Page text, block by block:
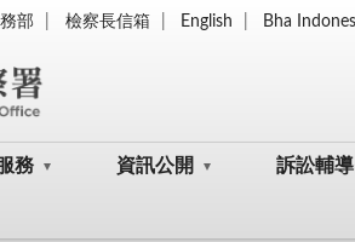
部 檢察長信箱 English Bha
務 資訊公開 訴訟輔導